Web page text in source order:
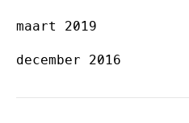
maart 2019
december 2016